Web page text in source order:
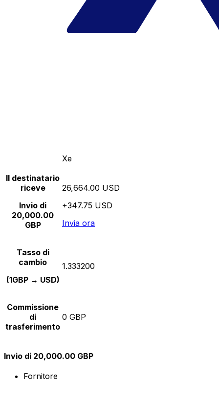
Xe
Il destinatario
riceve
Invio di
20,000.00
GBP
26,664.00 USD
+347.75 USD
Invia ora
Tasso di
cambio
(1GBP → USD)
1.333200
Commissione
di
trasferimento
0 GBP
Invio di 20,000.00 GBP
Fornitore